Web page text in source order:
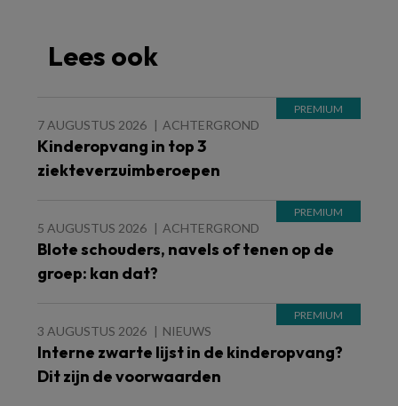
Lees ook
7 AUGUSTUS 2026 ACHTERGROND
Kinderopvang in top 3
ziekteverzuimberoepen
5 AUGUSTUS 2026 ACHTERGROND
Blote schouders, navels of tenen op de
groep: kan dat?
3 AUGUSTUS 2026 NIEUWS
Interne zwarte lijst in de kinderopvang?
Dit zijn de voorwaarden